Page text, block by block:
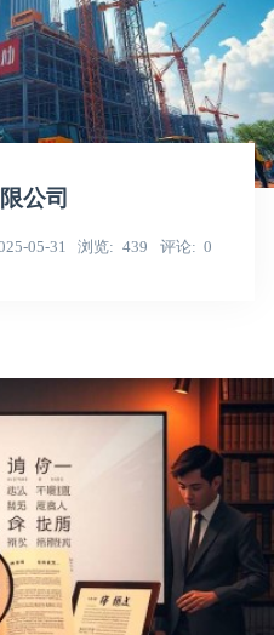
公司
05-31 浏览 439 评论 0